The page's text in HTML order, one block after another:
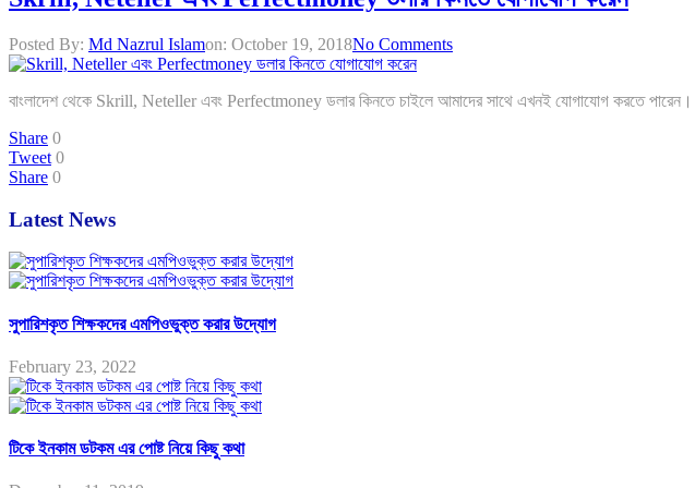
Posted By: Md Nazrul Islamon: October 19, 2018No Comments
বাংলাদেশ থেকে Skrill, Neteller এবং Perfectmoney ডলার কিনতে চাইলে আমাদের সাথে এখনই যোগাযোগ করতে
Share 0
Tweet 0
Share 0
Latest News
সুপারিশকৃত শিক্ষকদের এমপিওভুক্ত করার উদ্যোগ
February 23, 2022
টিকে ইনকাম ডটকম এর পোষ্ট নিয়ে কিছু কথা